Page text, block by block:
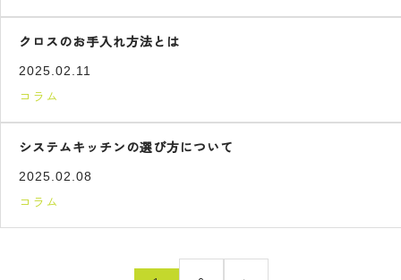
クロスのお手入れ方法とは
2025.02.11
コラム
システムキッチンの選び方について
2025.02.08
コラム